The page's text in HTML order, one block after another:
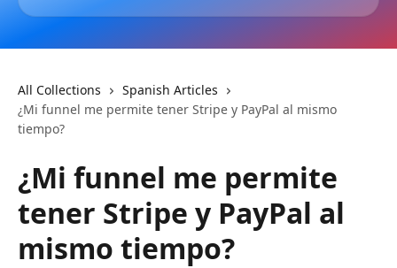
All Collections
Spanish Articles
¿Mi funnel me permite tener Stripe y PayPal al mismo
tiempo?
¿Mi funnel me permite
tener Stripe y PayPal al
mismo tiempo?